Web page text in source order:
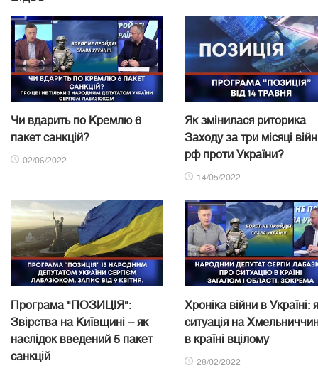
Чи вдарить по Кремлю 6
пакет санкцій?
02/06/2022
Як змінилася риторика
Заходу за три місяці
рф проти України?
14/05/2022
Програма "ПОЗИЦІЯ":
Звірства на Київщині – як
наслідок введений 5 пакет
санкцій
Хроніка війни в Україні:
ситуація на
в країні вцілому
28/02/2022